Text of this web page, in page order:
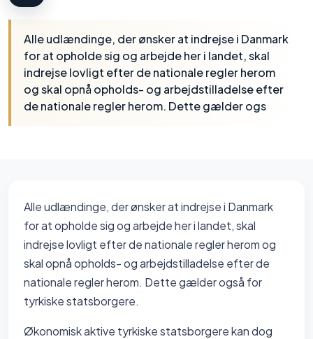
Alle udlændinge, der ønsker at indrejse i Danmark
for at opholde sig og arbejde her i landet, skal
indrejse lovligt efter de nationale regler herom
og skal opnå opholds- og arbejdstilladelse efter
de nationale regler herom. Dette gælder ogs
Alle udlændinge, der ønsker at indrejse i Danmark
for at opholde sig og arbejde her i landet, skal
indrejse lovligt efter de nationale regler herom og
skal opnå opholds- og arbejdstilladelse efter de
nationale regler herom. Dette gælder også for
tyrkiske statsborgere.
Økonomisk aktive tyrkiske statsborgere kan dog